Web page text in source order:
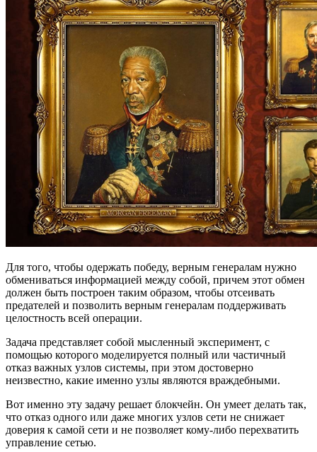
Для того, чтобы одержать победу, верным генералам нужно
обмениваться информацией между собой, причем этот обмен
должен быть построен таким образом, чтобы отсеивать
предателей и позволить верным генералам поддерживать
целостность всей операции.
Задача представляет собой мысленный эксперимент, с
помощью которого моделируется полный или частичный
отказ важных узлов системы, при этом достоверно
неизвестно, какие именно узлы являются враждебными.
Вот именно эту задачу решает блокчейн. Он умеет делать так,
что отказ одного или даже многих узлов сети не снижает
доверия к самой сети и не позволяет кому-либо перехватить
управление сетью.